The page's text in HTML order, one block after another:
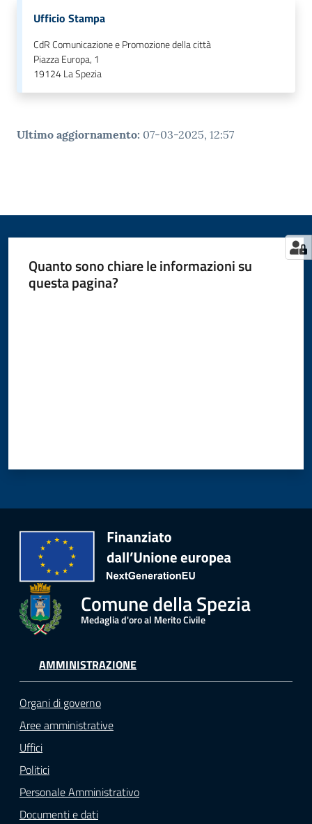
Ufficio Stampa
CdR Comunicazione e Promozione della città
Piazza Europa, 1
19124La Spezia
Ultimo aggiornamento: 07-03-2025, 12:57
Quanto sono chiare le informazioni su
questa pagina?
Comune della Spezia
Medaglia d'oro al Merito Civile
AMMINISTRAZIONE
Organi di governo
Aree amministrative
Uffici
Politici
Personale Amministrativo
Documenti e dati